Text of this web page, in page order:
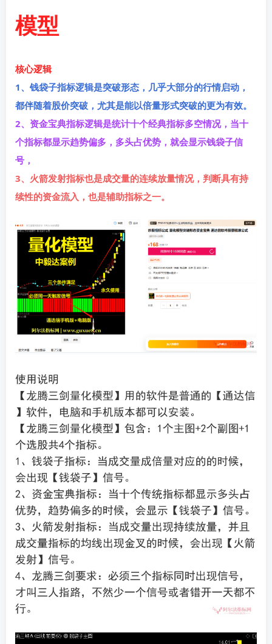
模型
核心逻辑
1、钱袋子指标逻辑是突破形态，几乎大部分的行情启动，
都伴随着股价突破，尤其是能以倍量形式突破的更为有效。
2、资金宝典指标逻辑是统计十个经典指标多空情况，当十
个指标都显示趋势偏多，多头占优势，就会显示钱袋子信
号，
3、火箭发射指标也是成交量的连续放量情况，判断具有持
续性的资金流入，也是辅助指标之一。